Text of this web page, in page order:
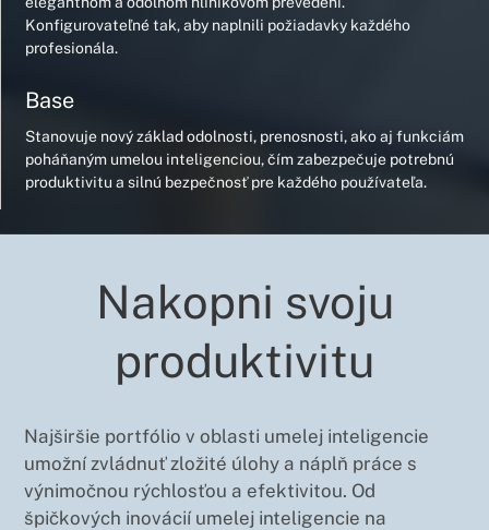
Konfigurovateľné tak, aby naplnili požiadavky každého
profesionála.
Base
Stanovuje nový základ odolnosti, prenosnosti, ako aj funkciám
poháňaným umelou inteligenciou, čím zabezpečuje potrebnú
produktivitu a silnú bezpečnosť pre každého používateľa.
Nakopni svoju
produktivitu
Najširšie portfólio v oblasti umelej inteligencie
umožní zvládnuť zložité úlohy a náplň práce s
výnimočnou rýchlosťou a efektivitou. Od
špičkových inovácií umelej inteligencie na